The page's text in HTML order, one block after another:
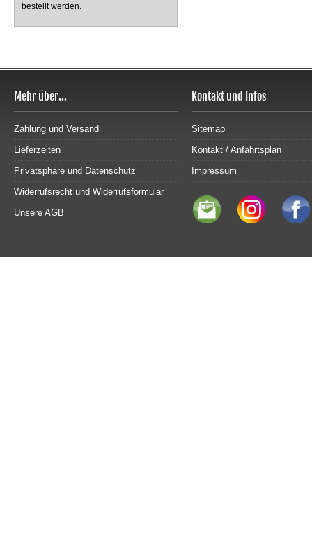
bestellt werden.
Mehr über...
Zahlung und Versand
Lieferzeiten
Privatsphäre und Datenschutz
Widerrufsrecht und Widerrufsformular
Unsere AGB
Kontakt und Infos
Sitemap
Kontakt / Anfahrtsplan
Impressum